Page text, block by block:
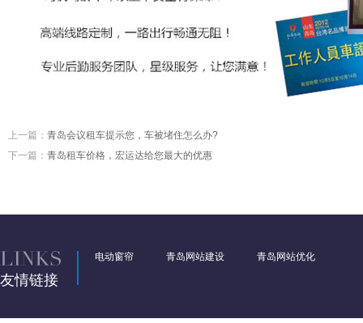
上一篇： 青岛会议租车提示您，车被堵住怎么办?
下一篇： 青岛租车价格，宏运达给您最大的优惠
友情链接
电动窗帘 青岛网站建设 青岛网站优化